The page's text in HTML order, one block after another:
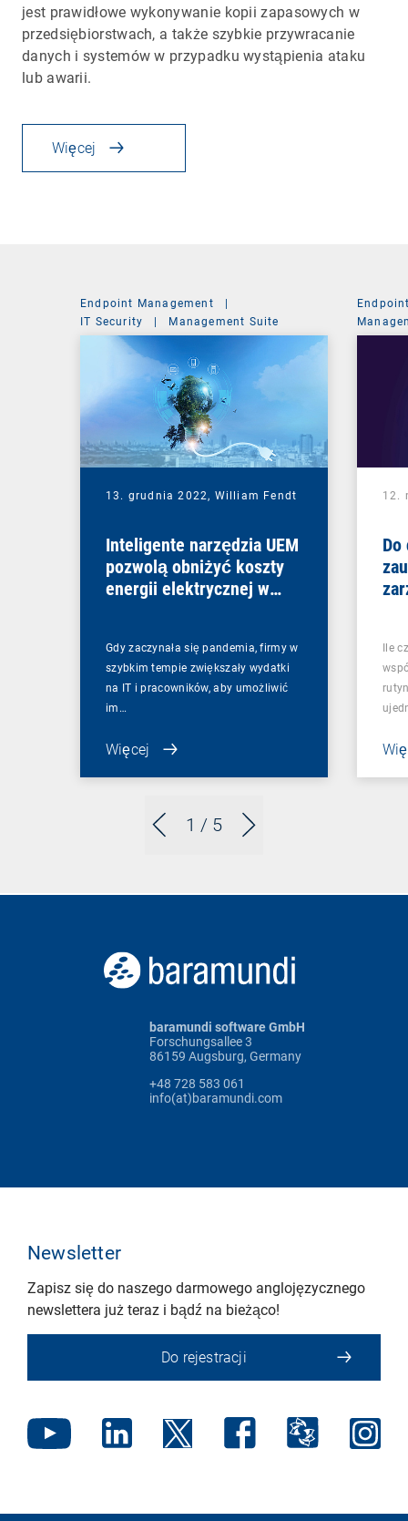
jest prawidłowe wykonywanie kopii zapasowych w
przedsiębiorstwach, a także szybkie przywracanie
danych i systemów w przypadku wystąpienia ataku
lub awarii.
Więcej
1 / 5
Endpoint Management
|
IT Security
| Management Suite
13. grudnia 2022, William Fendt
Inteligente narzędzia UEM
pozwolą obniżyć koszty
energii elektrycznej w
Gdy zaczynała się pandemia, firmy w
szybkim tempie zwiększały wydatki
na IT i pracowników, aby umożliwić
im…
Więcej
12.
Do
Ile
baramundi software GmbH
Forschungsallee 3
86159 Augsburg, Germany
+48 728 583 061
info(at)baramundi.com
Newsletter
Zapisz się do naszego darmowego anglojęzycznego
newslettera już teraz i bądź na bieżąco!
Do rejestracji